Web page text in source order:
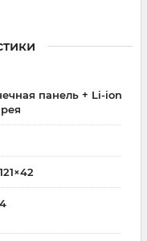
панель + Li-ion